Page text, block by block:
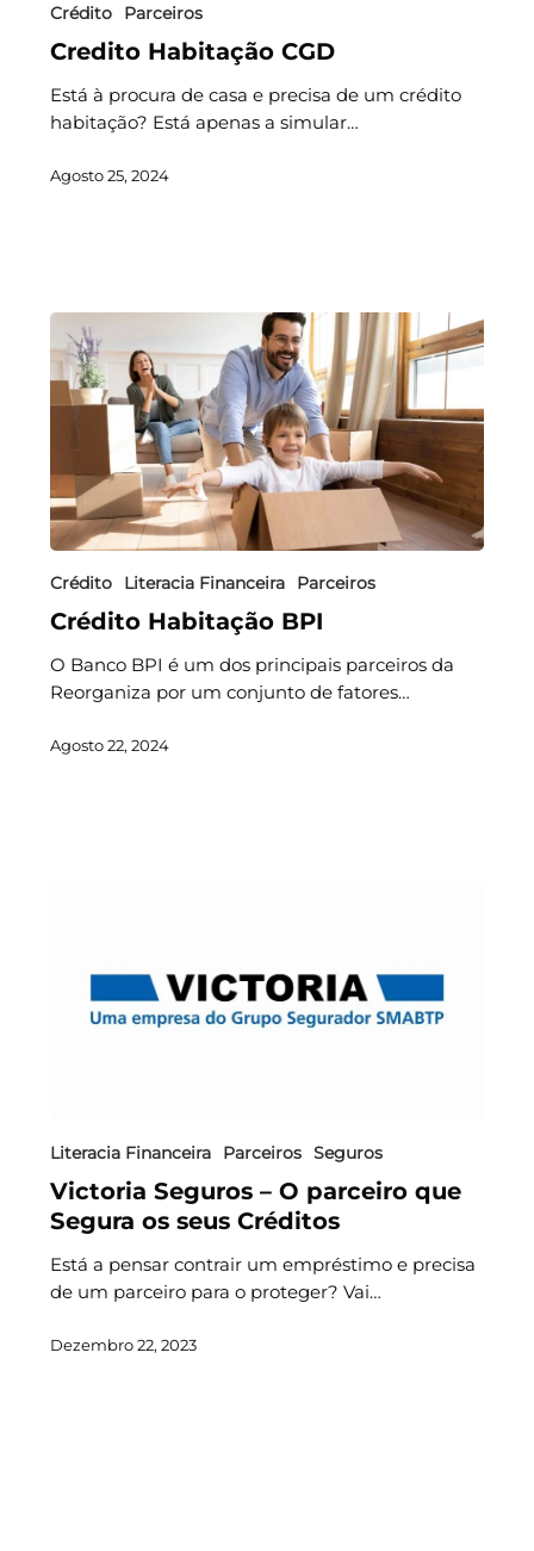
Crédito Parceiros
Credito Habitação CGD
Está à procura de casa e precisa de um crédito
habitação? Está apenas a simular…
Agosto 25, 2024
Crédito Literacia Financeira Parceiros
Crédito Habitação BPI
O Banco BPI é um dos principais parceiros da
Reorganiza por um conjunto de fatores…
Agosto 22, 2024
Literacia Financeira Parceiros Seguros
Victoria Seguros – O parceiro que
Segura os seus Créditos
Está a pensar contrair um empréstimo e precisa
de um parceiro para o proteger? Vai…
Dezembro 22, 2023